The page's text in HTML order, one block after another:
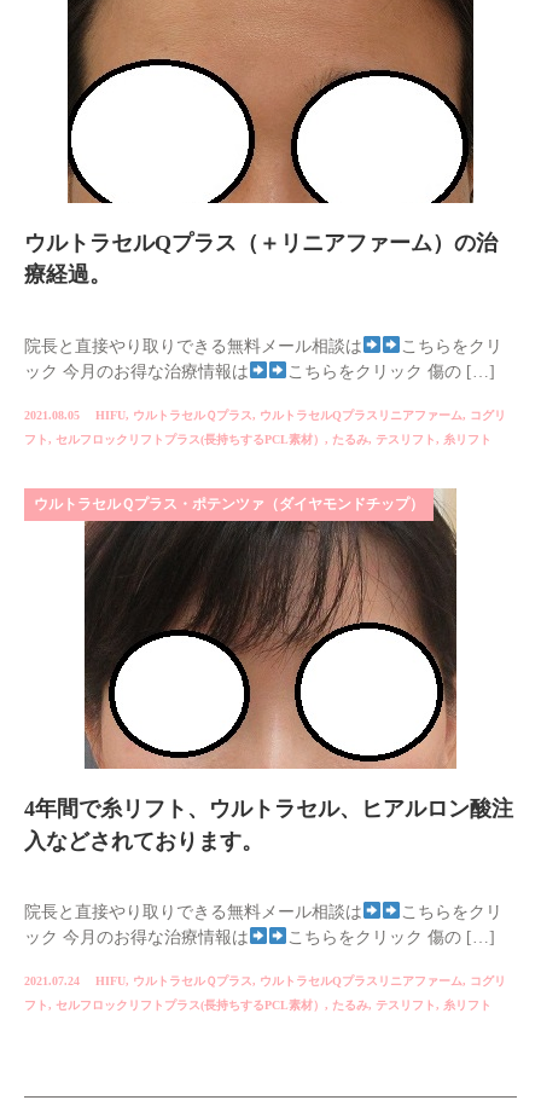
ウルトラセルQプラス（＋リニアファーム）の治
療経過。
院長と直接やり取りできる無料メール相談は
こちらをクリ
ック 今月のお得な治療情報は
こちらをクリック 傷の […]
2021.08.05 HIFU, ウルトラセルＱプラス, ウルトラセルQプラスリニアファーム, コグリ
フト, セルフロックリフトプラス(長持ちするPCL素材） , たるみ, テスリフト, 糸リフト
ウルトラセルＱプラス・ポテンツァ（ダイヤモンドチップ）
4年間で糸リフト、ウルトラセル、ヒアルロン酸注
入などされております。
院長と直接やり取りできる無料メール相談は
こちらをクリ
ック 今月のお得な治療情報は
こちらをクリック 傷の […]
2021.07.24 HIFU, ウルトラセルＱプラス, ウルトラセルQプラスリニアファーム, コグリ
フト, セルフロックリフトプラス(長持ちするPCL素材） , たるみ, テスリフト, 糸リフト